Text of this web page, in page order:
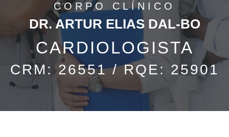
CORPO CLÍNICO
DR. ARTUR ELIAS DAL-BO
CARDIOLOGISTA
CRM: 26551 / RQE: 25901